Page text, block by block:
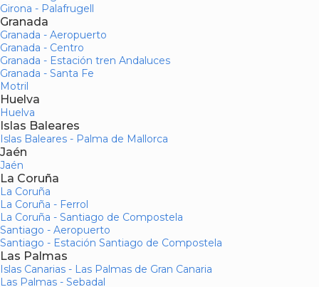
Girona - Palafrugell
Granada
Granada - Aeropuerto
Granada - Centro
Granada - Estación tren Andaluces
Granada - Santa Fe
Motril
Huelva
Huelva
Islas Baleares
Islas Baleares - Palma de Mallorca
Jaén
Jaén
La Coruña
La Coruña
La Coruña - Ferrol
La Coruña - Santiago de Compostela
Santiago - Aeropuerto
Santiago - Estación Santiago de Compostela
Las Palmas
Islas Canarias - Las Palmas de Gran Canaria
Las Palmas - Sebadal